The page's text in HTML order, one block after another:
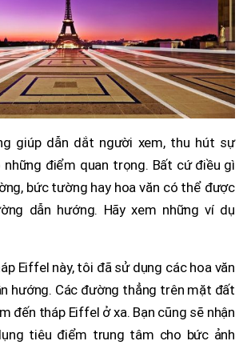
giúp dẫn dắt người xem, thu hút sự
những điểm quan trọng. Bất cứ điều gì
bức tường hay hoa văn có thể được
dẫn hướng. Hãy xem những ví dụ
Eiffel này, tôi đã sử dụng các hoa văn
hướng. Các đường thẳng trên mặt đất
đến tháp Eiffel ở xa. Bạn cũng sẽ nhận
tiêu điểm trung tâm cho bức ảnh